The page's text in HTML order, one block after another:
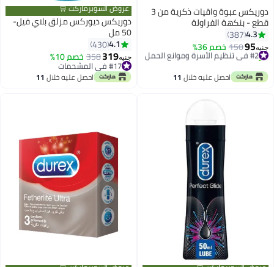
دوريكس عبوة واقيات ذكرية من 3
قطع - بنكهة الفراولة
4.3
387
جنيه95
150 خصم 36% #2 في تنظيم الأسرة وموانع الحمل
تم بيع +170 مؤخرًا
احصل عليه خلال 11
عروض السوبرماركت 🛒
دوريكس ديوركس مزلق بلاي فيل-
50 مل
4.1
430
جنيه319
358 خصم 10%
#17 في المشحمات
#17 في المشحمات احصل عليه خلال 11